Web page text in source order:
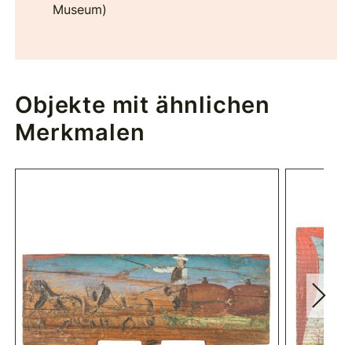
Museum)
Objekte mit ähnlichen
Merkmalen